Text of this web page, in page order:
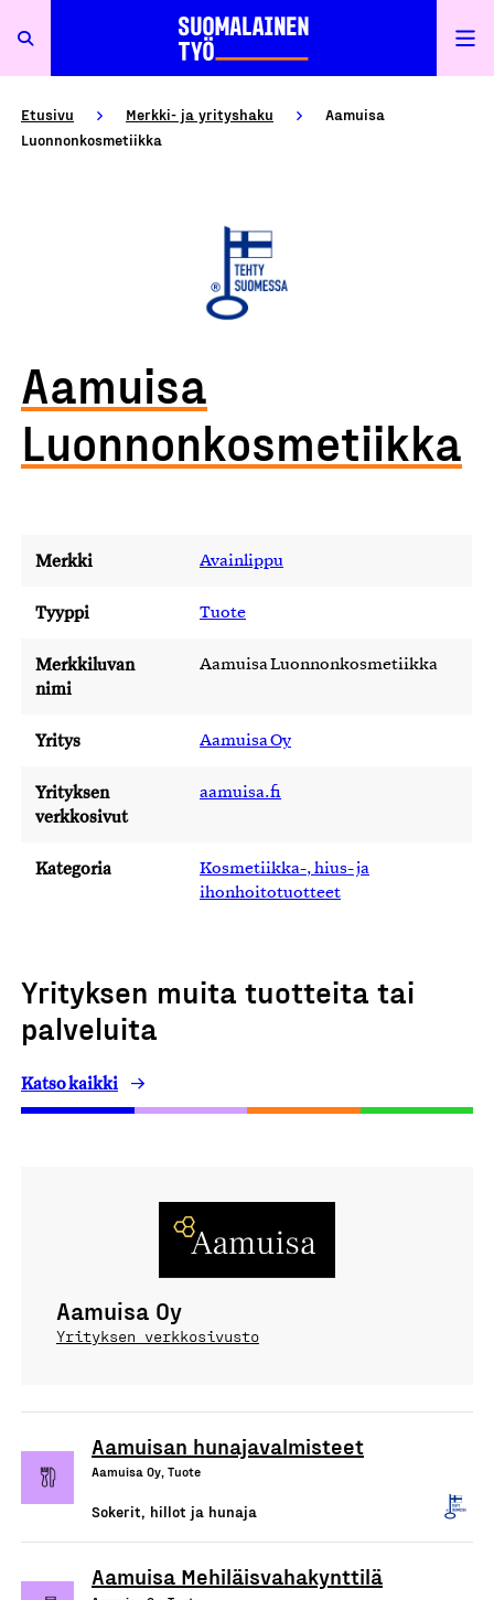
Etusivu Merkki- ja yrityshaku
Aamuisa
Luonnonkosmetiikka
Aamuisa
Luonnonkosmetiikka
Merkki Avainlippu
Tyyppi Tuote
Merkkiluvan
nimi
Aamuisa Luonnonkosmetiikka
Yritys Aamuisa Oy
Yrityksen
verkkosivut
aamuisa.fi
Kategoria
Kosmetiikka-, hius- ja
ihonhoitotuotteet
Yrityksen muita tuotteita tai
palveluita
Katso kaikki
Aamuisa Oy
Yrityksen verkkosivusto
Aamuisan hunajavalmisteet
Aamuisa Oy, Tuote
Sokerit, hillot ja hunaja
Aamuisa Mehiläisvahakynttilä